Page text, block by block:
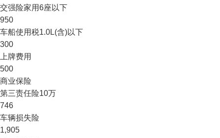
交强险家用6座以下
950
车船使用税1.0L(含)以下
300
上牌费用
500
商业保险
第三责任险10万
746
车辆损失险
1,905